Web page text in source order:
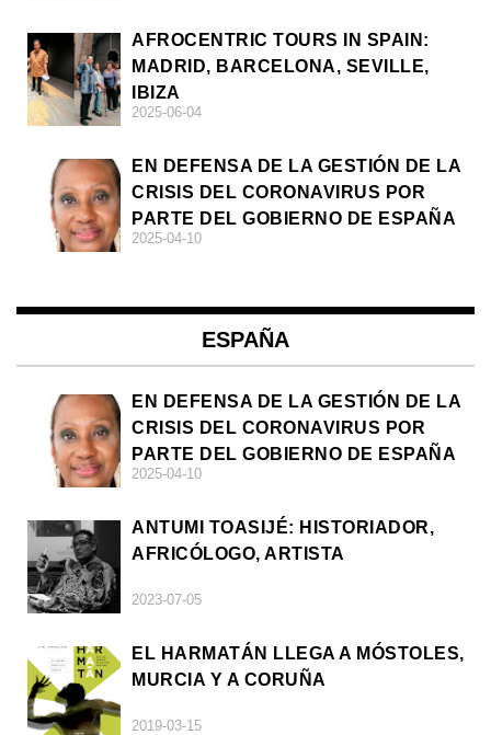
AFROCENTRIC TOURS IN SPAIN:
MADRID, BARCELONA, SEVILLE,
IBIZA
2025-06-04
EN DEFENSA DE LA GESTIÓN DE LA
CRISIS DEL CORONAVIRUS POR
PARTE DEL GOBIERNO DE ESPAÑA
2025-04-10
ESPAÑA
EN DEFENSA DE LA GESTIÓN DE LA
CRISIS DEL CORONAVIRUS POR
PARTE DEL GOBIERNO DE ESPAÑA
2025-04-10
ANTUMI TOASIJÉ: HISTORIADOR,
AFRICÓLOGO, ARTISTA
2023-07-05
EL HARMATÁN LLEGA A MÓSTOLES,
MURCIA Y A CORUÑA
2019-03-15